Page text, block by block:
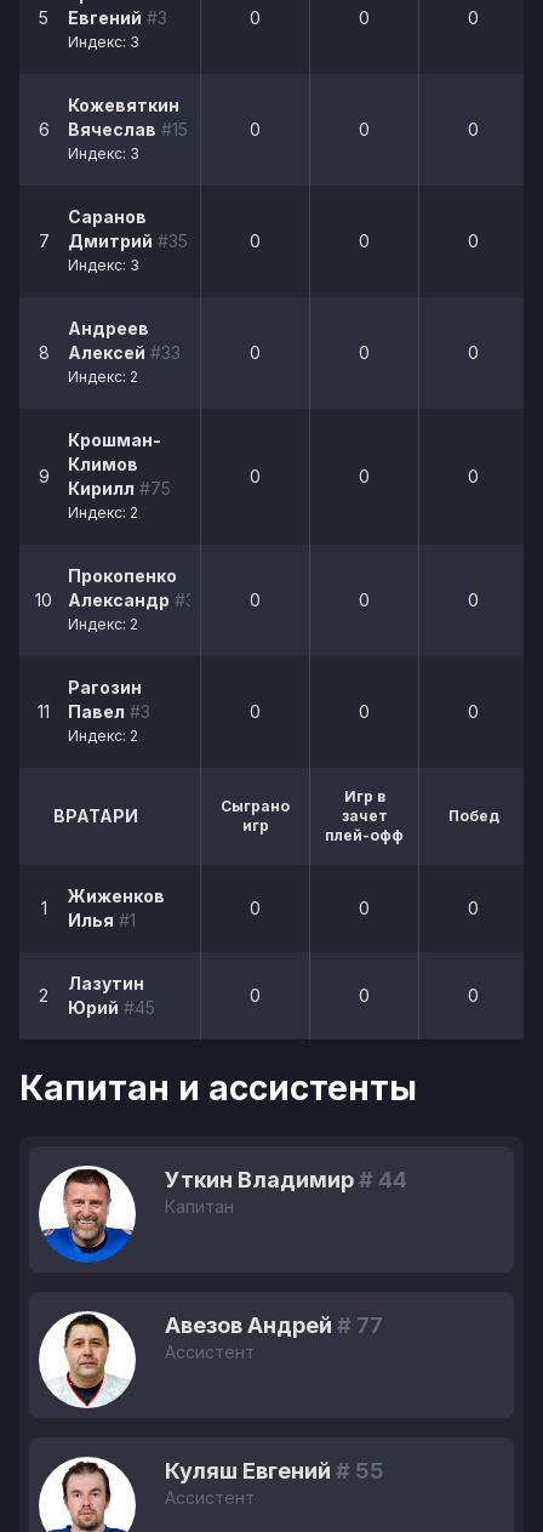
5
Евгений #3
Индекс: 3
0 0 0
6
Кожевяткин
Вячеслав #15
Индекс: 3
0 0 0
7
Саранов
Дмитрий #35
Индекс: 3
0 0 0
8
Андреев
Алексей #33
Индекс: 2
0 0 0
9
Крошман-
Климов
Кирилл #75
Индекс: 2
0 0 0
10
Прокопенко
Александр #33
Индекс: 2
0 0 0
11
Рагозин
Павел #3
Индекс: 2
0 0 0
ВРАТАРИ
Сыграно
игр
Игр в
зачет
плей-офф
Побед
1
Жиженков
Илья #1
0 0 0
2
Лазутин
Юрий #45
0 0 0
Капитан и ассистенты
Уткин Владимир# 44
Капитан
Авезов Андрей # 77
Ассистент
Куляш Евгений # 55
Ассистент